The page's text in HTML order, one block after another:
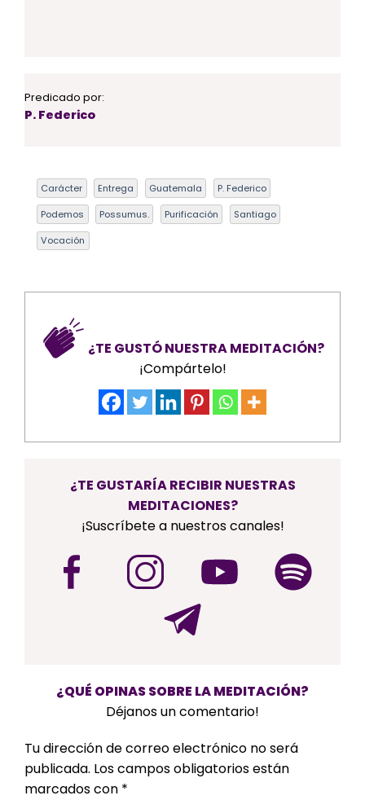
Predicado por:
P. Federico
Carácter Entrega Guatemala P. Federico
Podemos Possumus. Purificación Santiago
Vocación
¿TE GUSTÓ NUESTRA MEDITACIÓN?
¡Compártelo!
¿TE GUSTARÍA RECIBIR NUESTRAS
MEDITACIONES?
¡Suscríbete a nuestros canales!
¿QUÉ OPINAS SOBRE LA MEDITACIÓN?
Déjanos un comentario!
Tu dirección de correo electrónico no será
publicada. Los campos obligatorios están
marcados con *